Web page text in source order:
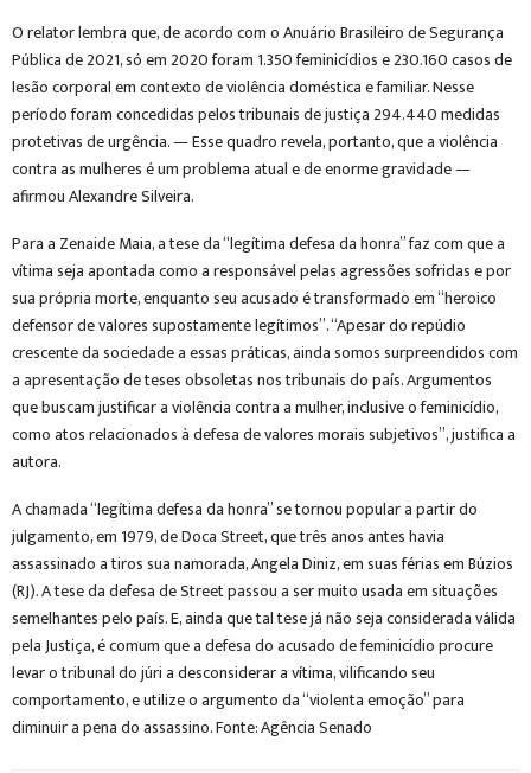
O relator lembra que, de acordo com o Anuário Brasileiro de Segurança
Pública de 2021, só em 2020 foram 1.350 feminicídios e 230.160 casos de
lesão corporal em contexto de violência doméstica e familiar. Nesse
período foram concedidas pelos tribunais de justiça 294.440 medidas
protetivas de urgência. — Esse quadro revela, portanto, que a violência
contra as mulheres é um problema atual e de enorme gravidade —
afirmou Alexandre Silveira.
Para a Zenaide Maia, a tese da “legítima defesa da honra” faz com que a
vítima seja apontada como a responsável pelas agressões sofridas e por
sua própria morte, enquanto seu acusado é transformado em “heroico
defensor de valores supostamente legítimos”. “Apesar do repúdio
crescente da sociedade a essas práticas, ainda somos surpreendidos com
a apresentação de teses obsoletas nos tribunais do país. Argumentos
que buscam justificar a violência contra a mulher, inclusive o feminicídio,
como atos relacionados à defesa de valores morais subjetivos”, justifica a
autora.
A chamada “legítima defesa da honra” se tornou popular a partir do
julgamento, em 1979, de Doca Street, que três anos antes havia
assassinado a tiros sua namorada, Angela Diniz, em suas férias em Búzios
(RJ). A tese da defesa de Street passou a ser muito usada em situações
semelhantes pelo país. E, ainda que tal tese já não seja considerada válida
pela Justiça, é comum que a defesa do acusado de feminicídio procure
levar o tribunal do júri a desconsiderar a vítima, vilificando seu
comportamento, e utilize o argumento da “violenta emoção” para
diminuir a pena do assassino. Fonte: Agência Senado